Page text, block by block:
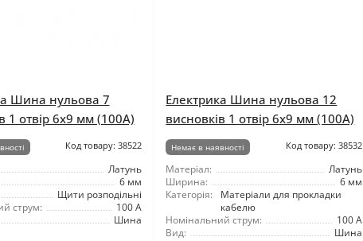
Шина нульова 7
1 отвір 6x9 мм (100A)
Код товару: 38522
Латунь
6 мм
Щити розподільні
струм:
100 А
Шина
Електрика Шина нульова 12
висновків 1 отвір 6x9 мм (100A)
Немає в наявності Код товару: 38532
Матеріал:
Латунь
Ширина:
6 мм
Категорія:
Матеріали для прокладки
кабелю
Номінальний струм:
100 А
Вид:
Шина